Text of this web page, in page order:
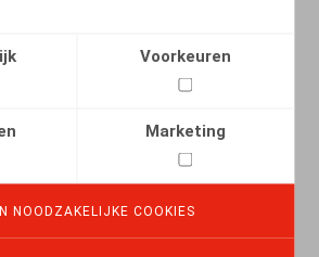
Voorkeuren
Marketing
NOODZAKELIJKE COOKIES